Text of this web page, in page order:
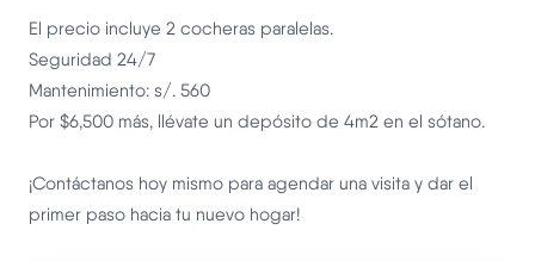
El precio incluye 2 cocheras paralelas.
Seguridad 24/7
Mantenimiento: s/. 560
Por $6,500 más, llévate un depósito de 4m2 en el sótano.
¡Contáctanos hoy mismo para agendar una visita y dar el
primer paso hacia tu nuevo hogar!